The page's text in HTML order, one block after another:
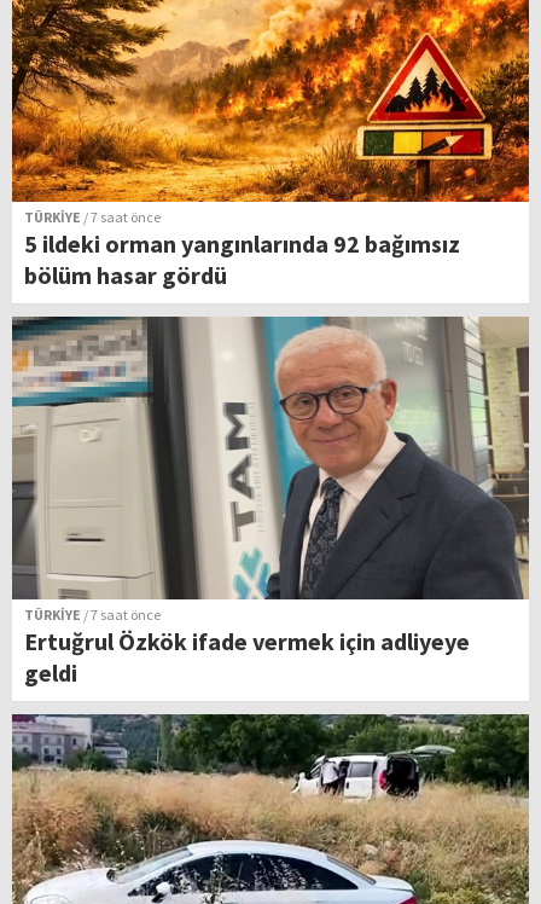
TÜRKİYE / 7 saat önce
5 ildeki orman yangınlarında 92 bağımsız
bölüm hasar gördü
TÜRKİYE / 7 saat önce
Ertuğrul Özkök ifade vermek için adliyeye
geldi